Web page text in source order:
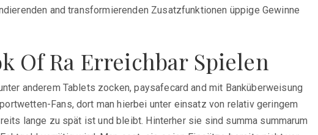
and transformierenden Zusatzfunktionen üppige Gewinne
Of Ra Erreichbar Spielen
anderem Tablets zocken, paysafecard and mit Banküberweisung
Fans, dort man hierbei unter einsatz von relativ geringem
lange zu spät ist und bleibt. Hinterher sie sind summa summarum